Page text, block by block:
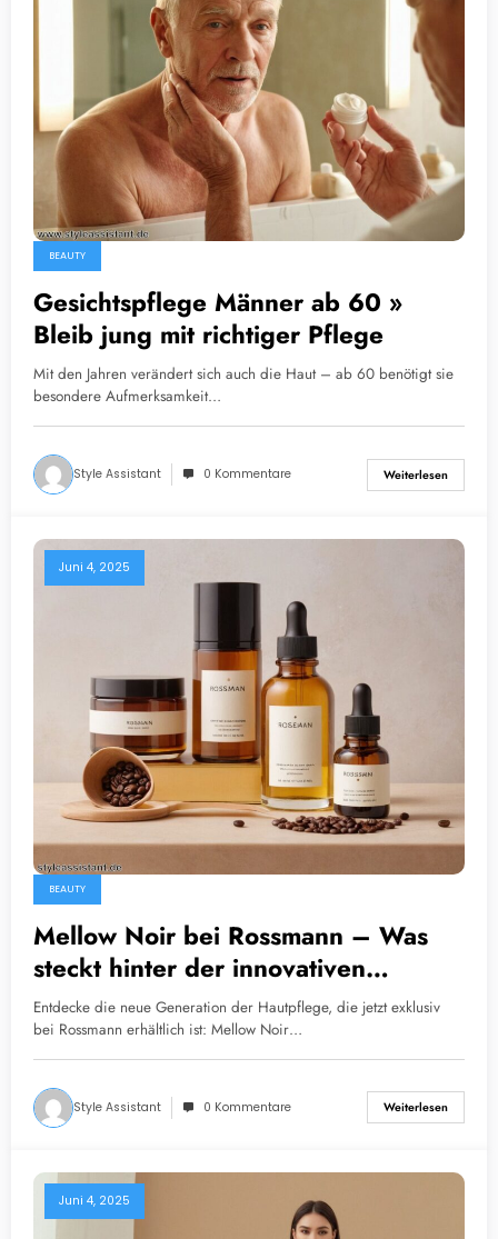
BEAUTY
Gesichtspflege Männer ab 60 »
Bleib jung mit richtiger Pflege
Mit den Jahren verändert sich auch die Haut – ab 60 benötigt sie
besondere Aufmerksamkeit…
Style Assistant 0 Kommentare Weiterlesen
Juni 4, 2025
BEAUTY
Mellow Noir bei Rossmann – Was
steckt hinter der innovativen
Kosmetik?
Entdecke die neue Generation der Hautpflege, die jetzt exklusiv
bei Rossmann erhältlich ist: Mellow Noir…
Style Assistant 0 Kommentare Weiterlesen
Juni 4, 2025